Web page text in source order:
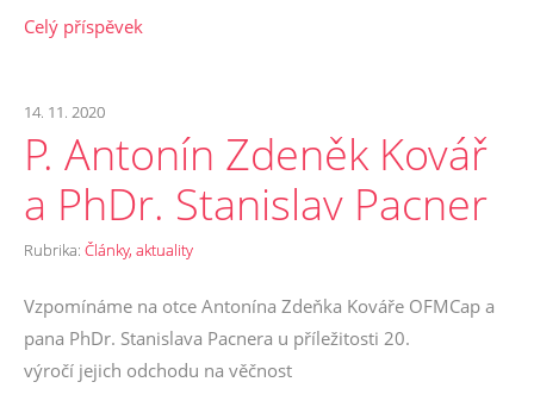
Celý příspěvek
14. 11. 2020
P. Antonín Zdeněk Kovář
a PhDr. Stanislav Pacner
Rubrika: Články, aktuality
Vzpomínáme na otce Antonína Zdeňka Kováře OFMCap a
pana PhDr. Stanislava Pacnera u příležitosti 20.
výročí jejich odchodu na věčnost